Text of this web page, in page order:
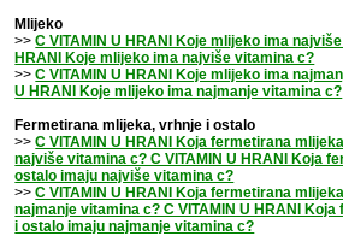
Mlijeko
>>C VITAMIN U HRANI Koje mlijeko ima
HRANI Koje mlijeko ima najviše vitamina c?
>>C VITAMIN U HRANI Koje mlijeko ima
U HRANI Koje mlijeko ima najmanje vitamina c?
Fermetirana mlijeka, vrhnje i ostalo
>>C VITAMIN U HRANI Koja fermetirana
najviše vitamina c? C VITAMIN U HRANI Koja
ostalo imaju najviše vitamina c?
>>C VITAMIN U HRANI Koja fermetirana
najmanje vitamina c? C VITAMIN U HRANI
i ostalo imaju najmanje vitamina c?